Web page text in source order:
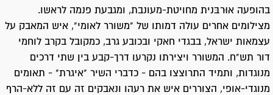
בהופעה אוּרבּנית מחויטת-מעונבת, ומגבעת פנמה לראשו.
מצילומים אחרים עולה דמותו של "משורר לאומי", איש המאבק על
עצמאות ישראל, בבגדי חאקי ובכובע גרב, כמקובל בקרב לוחמי
דור תש"ח. המשורר ויצירתו נקרעו דרך-קבע בין שתי דרכים
מנוגדות, ותמיד התרוצצו בהם - כדברי השיר "איגרת" - תאומים
מנוגדי-אופי, הצוררים איש את רעהו ונאבקים זה עם זה ללא-הרף